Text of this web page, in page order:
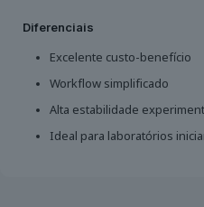
Diferenciais
Excelente custo-benefício
Workflow simplificado
Alta estabilidade
Ideal para laboratórios